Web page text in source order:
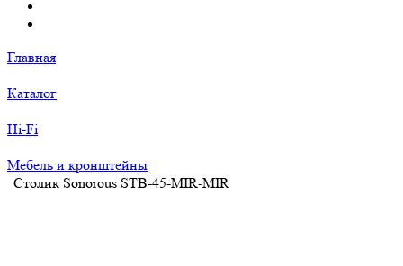
Главная
Каталог
Hi-Fi
Мебель и кронштейны
Столик Sonorous STB-45-MIR-MIR